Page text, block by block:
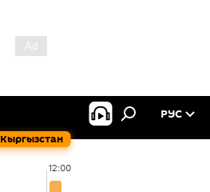
Кыргызстан
РУС
12:00